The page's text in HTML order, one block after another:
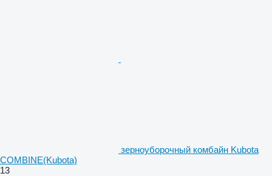
зерноуборочный комбайн Kubota
COMBINE(Kubota)
13